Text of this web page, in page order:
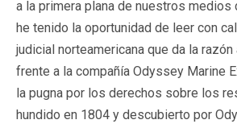
a la primera plana de nuestros medios
he tenido la oportunidad de leer con
judicial norteamericana que da la
frente a la compañía Odyssey Marine
la pugna por los derechos sobre los
hundido en 1804 y descubierto por